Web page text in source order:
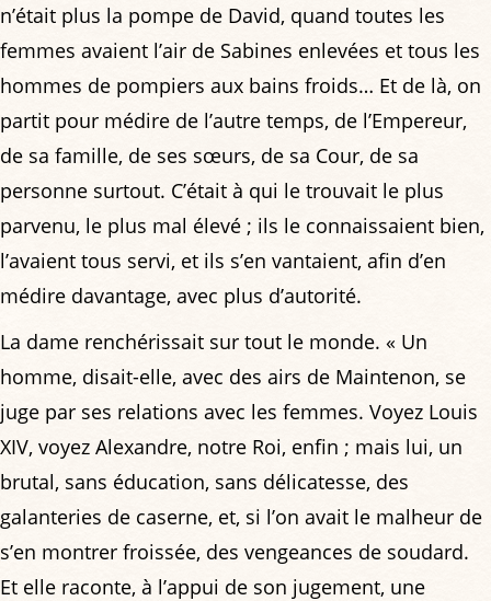
n’était plus la pompe de David, quand toutes les
femmes avaient l’air de Sabines enlevées et tous les
hommes de pompiers aux bains froids… Et de là, on
partit pour médire de l’autre temps, de l’Empereur,
de sa famille, de ses sœurs, de sa Cour, de sa
personne surtout. C’était à qui le trouvait le plus
parvenu, le plus mal élevé ; ils le connaissaient bien,
l’avaient tous servi, et ils s’en vantaient, afin d’en
médire davantage, avec plus d’autorité.
La dame renchérissait sur tout le monde. « Un
homme, disait-elle, avec des airs de Maintenon, se
juge par ses relations avec les femmes. Voyez Louis
XIV, voyez Alexandre, notre Roi, enfin ; mais lui, un
brutal, sans éducation, sans délicatesse, des
galanteries de caserne, et, si l’on avait le malheur de
s’en montrer froissée, des vengeances de soudard.
Et elle raconte, à l’appui de son jugement, une